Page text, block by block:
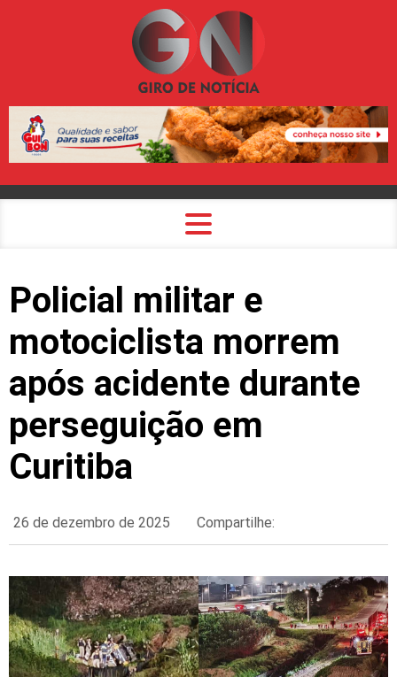
Policial militar e
motociclista morrem
após acidente durante
perseguição em
Curitiba
26 de dezembro de 2025 Compartilhe: